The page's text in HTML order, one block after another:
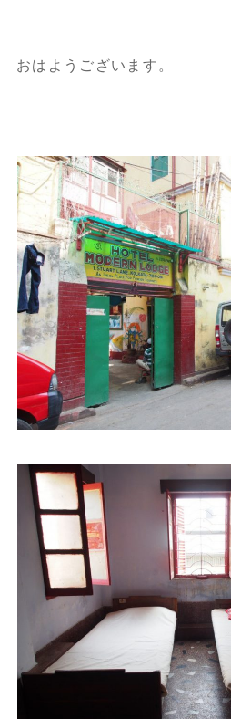
おはようございます。